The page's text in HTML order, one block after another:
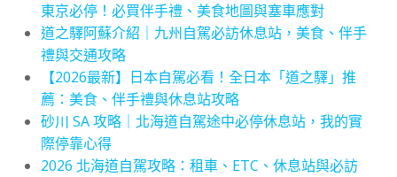
東京必停！必買伴手禮、美食地圖與塞車應對
道之驛阿蘇介紹｜九州自駕必訪休息站，美食、伴手
禮與交通攻略
【2026最新】日本自駕必看！全日本「道之驛」推
薦：美食、伴手禮與休息站攻略
砂川 SA 攻略｜北海道自駕途中必停休息站，我的實
際停靠心得
2026 北海道自駕攻略：租車、ETC、休息站與必訪